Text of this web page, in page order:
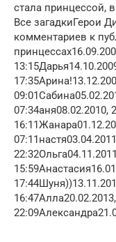
стала принцессой,
Все загадкиГерои
комментариев к
07:34аня08.02.2010,